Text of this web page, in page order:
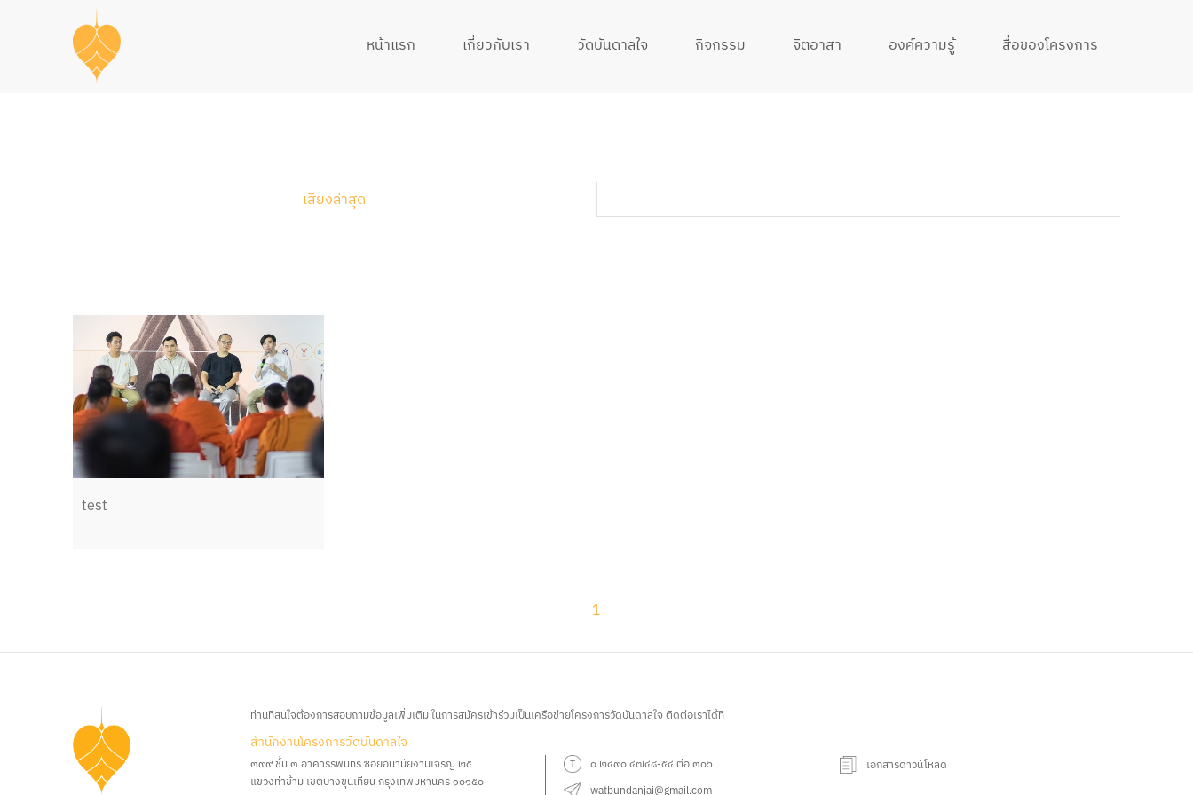
หน้าแรก เกี่ยวกับเรา วัดบันดาลใจ กิจกรรม จิตอาสา องค์ความรู้ สื่อของโครงการ
เสียงล่าสุด
test
1
ท่านที่สนใจต้องการสอบถามข้อมูลเพิ่มเติม ในการสมัครเข้าร่วมเป็นเครือข่ายโครงการวัดบันดาลใจ ติดต่อเราได้ที่
สํานักงานโครงการวัดบันดาลใจ
๓๙๙ ชั้น ๓ อาคารรพินทร ซอยอนามัยงามเจริญ ๒๕
แขวงท่าข้าม เขตบางขุนเทียน กรุงเทพมหานคร ๑๐๑๕๐
๐ ๒๔๙๐ ๔๗๔๘-๕๔ ต่อ ๓๐๖
watbundanjai@gmail.com
เอกสารดาวน์โหลด